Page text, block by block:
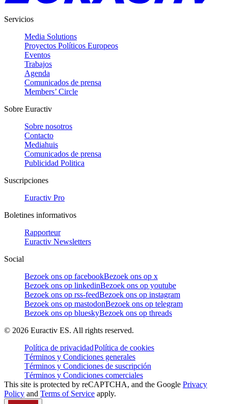
Servicios
Media Solutions
Proyectos Políticos Europeos
Eventos
Trabajos
Agenda
Comunicados de prensa
Members’ Circle
Sobre Euractiv
Sobre nosotros
Contacto
Mediahuis
Comunicados de prensa
Publicidad Politica
Suscripciones
Euractiv Pro
Boletines informativos
Rapporteur
Euractiv Newsletters
Social
Bezoek ons op facebookBezoek ons op x
Bezoek ons op linkedinBezoek ons op youtube
Bezoek ons op rss-feedBezoek ons op instagram
Bezoek ons op mastodonBezoek ons op telegram
Bezoek ons op blueskyBezoek ons op threads
© 2026 Euractiv ES. All rights reserved.
Política de privacidadPolítica de cookies
Términos y Condiciones generales
Términos y Condiciones de suscripción
Términos y Condiciones comerciales
This site is protected by reCAPTCHA, and the Google Privacy
Policy and Terms of Service apply.